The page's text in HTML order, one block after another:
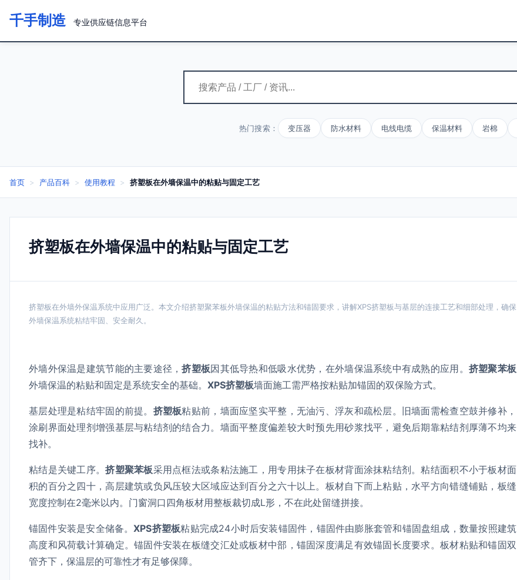
千手制造 专业供应链信息平台
热门搜索： 变压器 防水材料 电线电缆 保温材料 岩棉
首页 > 产品百科 > 使用教程 > 挤塑板在外墙保温中的粘贴与固定工艺
挤塑板在外墙保温中的粘贴与固定工艺
挤塑板在外墙外保温系统中应用广泛。本文介绍挤塑聚苯板外墙保温的粘贴方法和锚固要求，讲解XPS挤塑板与基层的连接工艺和细部处理，确保
外墙保温系统粘结牢固、安全耐久。
外墙外保温是建筑节能的主要途径，挤塑板因其低导热和低吸水优势，在外墙保温系统中有成熟的应用。 挤塑聚苯板
外墙保温的粘贴和固定是系统安全的基础。 XPS挤塑板墙面施工需严格按粘贴加锚固的双保险方式。
基层处理是粘结牢固的前提。 挤塑板粘贴前，墙面应坚实平整，无油污、浮灰和疏松层。旧墙面需检查空鼓并修补，
涂刷界面处理剂增强基层与粘结剂的结合力。墙面平整度偏差较大时预先用砂浆找平，避免后期靠粘结剂厚薄不均来
找补。
粘结是关键工序。挤塑聚苯板采用点框法或条粘法施工，用专用抹子在板材背面涂抹粘结剂。粘结面积不小于板材面
积的百分之四十，高层建筑或负风压较大区域应达到百分之六十以上。板材自下而上粘贴，水平方向错缝铺贴，板缝
宽度控制在2毫米以内。门窗洞口四角板材用整板裁切成L形，不在此处留缝拼接。
锚固件安装是安全储备。XPS挤塑板粘贴完成24小时后安装锚固件，锚固件由膨胀套管和锚固盘组成，数量按照建筑
高度和风荷载计算确定。锚固件安装在板缝交汇处或板材中部，锚固深度满足有效锚固长度要求。板材粘贴和锚固双
管齐下，保温层的可靠性才有足够保障。